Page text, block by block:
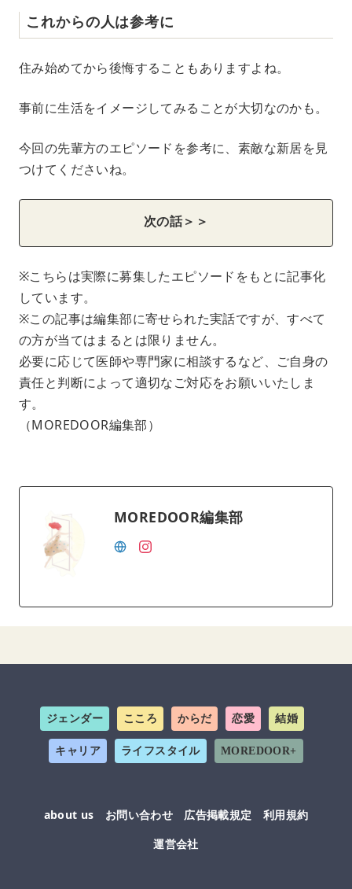
これからの人は参考に
住み始めてから後悔することもありますよね。
事前に生活をイメージしてみることが大切なのかも。
今回の先輩方のエピソードを参考に、素敵な新居を見
つけてくださいね。
次の話＞＞
※こちらは実際に募集したエピソードをもとに記事化
しています。
※この記事は編集部に寄せられた実話ですが、すべて
の方が当てはまるとは限りません。
必要に応じて医師や専門家に相談するなど、ご自身の
責任と判断によって適切なご対応をお願いいたしま
す。
（MOREDOOR編集部）
MOREDOOR編集部
ジェンダー こころ からだ 恋愛 結婚
キャリア ライフスタイル MOREDOOR+
about us お問い合わせ 広告掲載規定
利用規約
運営会社